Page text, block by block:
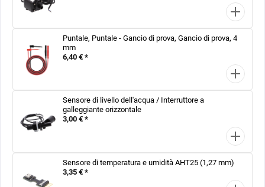
Puntale, Puntale - Gancio di prova, Gancio di prova, 4
mm
6,40 € *
Sensore di livello dell'acqua / Interruttore a
galleggiante orizzontale
3,00 € *
Sensore di temperatura e umidità AHT25 (1,27 mm)
3,35 € *